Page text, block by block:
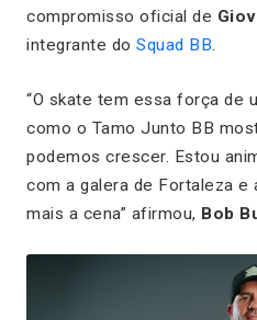
compromisso oficial de
integrante do Squad BB.
“O skate tem essa força de
como o Tamo Junto BB
podemos crescer. Estou
com a galera de Fortaleza e
mais a cena” afirmou, Bob